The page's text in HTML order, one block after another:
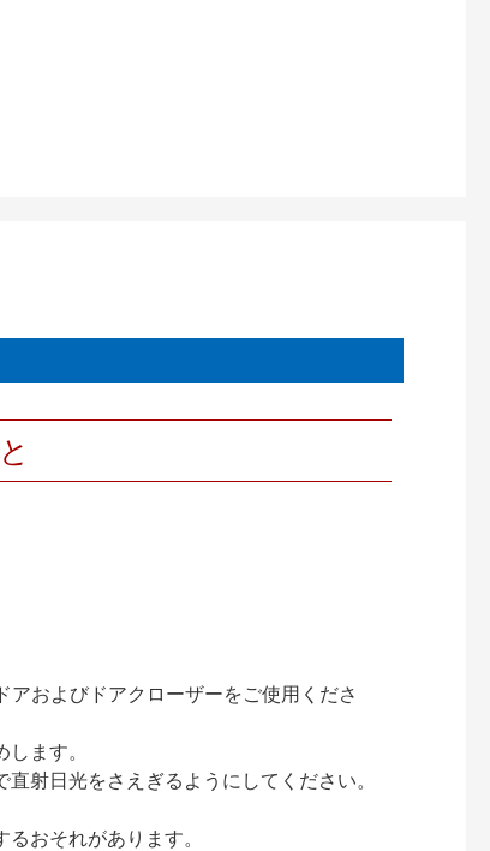
およびドアクローザーをご使用くださ
ます。
射日光をさえぎるようにしてください。
おそれがあります。